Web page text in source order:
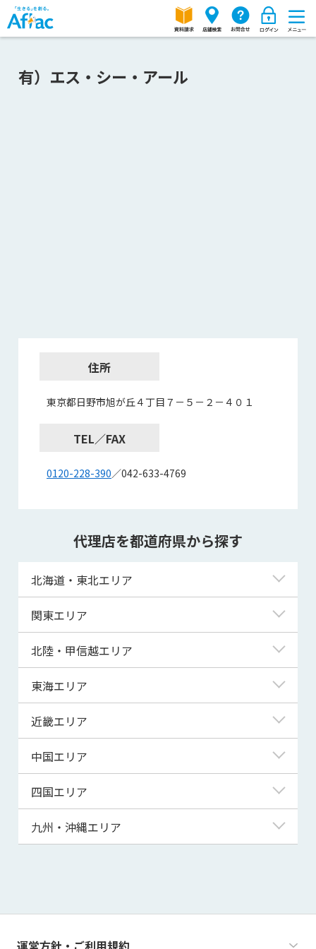
有）エス・シー・アール
住所
東京都日野市旭が丘４丁目７－５－２－４０１
TEL／FAX
0120-228-390／042-633-4769
代理店を都道府県から探す
北海道・東北エリア
北海道
青森県
宮城県
秋田県
山形県
関東エリア
東京都
神奈川県
埼玉県
千葉県
茨城県
群馬県
北陸・甲信越エリア
新潟県
富山県
福井県
山梨県
長野県
東海エリア
岐阜県
静岡県
三重県
近畿エリア
滋賀県
京都府
大阪府
兵庫県
和歌山県
中国エリア
鳥取県
島根県
山口県
四国エリア
徳島県
高知県
九州・沖縄エリア
運営方針・ご利用規約